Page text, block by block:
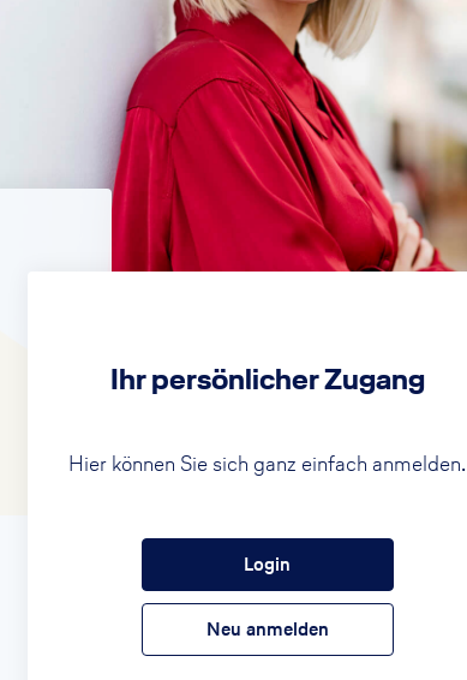
Ihr persönlicher Zugang
Hier können Sie sich ganz einfach anmelden.
Login
Neu anmelden